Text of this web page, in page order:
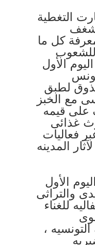
التغطية
شغف
كل ما
للشعوب
الأول
لطبق
مع الخبز
على قيمه
غذائى
فعاليات
المدينه
الأول
والتراثى
للغناء
التونسيه ،